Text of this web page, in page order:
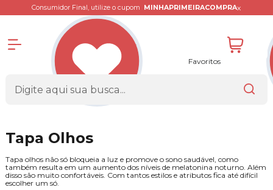
Consumidor Final, utilize o cupom MINHAPRIMEIRACOMPRAx
Favoritos
Tapa Olhos
Tapa olhos não só bloqueia a luz e promove o sono saudável, como
também resulta em um aumento dos níveis de melatonina noturno. Além
disso são muito confortáveis. Com tantos estilos e atributos fica até difícil
escolher um só.